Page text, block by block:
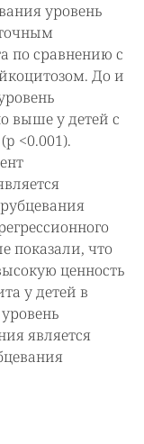
уровень
по сравнению с
До и
выше у детей с
<0.001).
показали, что
ценность
у детей в
является